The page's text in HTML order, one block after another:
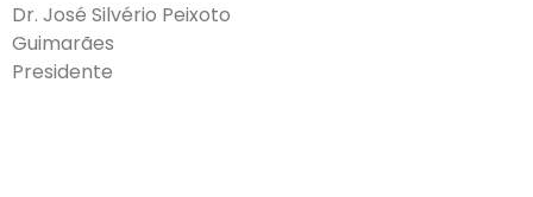
Dr. José Silvério Peixoto
Guimarães
Presidente